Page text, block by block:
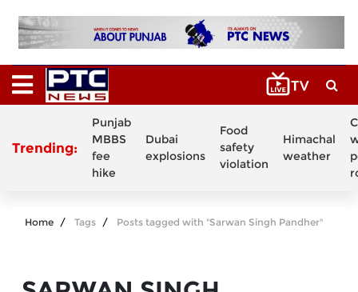
Trending:
Punjab
MBBS
fee
hike
Dubai
explosions
Food
safety
violation
Himachal
weather
Home Tags Posts tagged with "Sarwan Singh Pandher"